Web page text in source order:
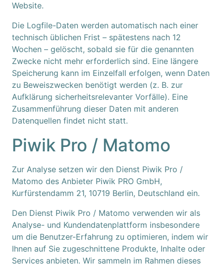
Website.
Die Logfile-Daten werden automatisch nach einer
technisch üblichen Frist – spätestens nach 12
Wochen – gelöscht, sobald sie für die genannten
Zwecke nicht mehr erforderlich sind. Eine längere
Speicherung kann im Einzelfall erfolgen, wenn Daten
zu Beweiszwecken benötigt werden (z. B. zur
Aufklärung sicherheitsrelevanter Vorfälle). Eine
Zusammenführung dieser Daten mit anderen
Datenquellen findet nicht statt.
Piwik Pro / Matomo
Zur Analyse setzen wir den Dienst Piwik Pro /
Matomo des Anbieter Piwik PRO GmbH,
Kurfürstendamm 21, 10719 Berlin, Deutschland ein.
Den Dienst Piwik Pro / Matomo verwenden wir als
Analyse- und Kundendatenplattform insbesondere
um die Benutzer-Erfahrung zu optimieren, indem wir
Ihnen auf Sie zugeschnittene Produkte, Inhalte oder
Services anbieten. Wir sammeln im Rahmen dieses